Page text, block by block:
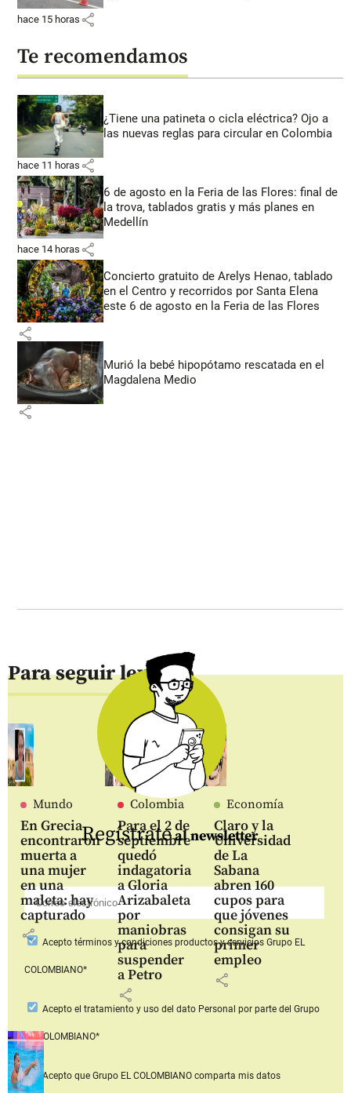
hace 15 horas share
Te recomendamos
¿Tiene una patineta o cicla eléctrica? Ojo a
las nuevas reglas para circular en Colombia
hace 11 horas share
6 de agosto en la Feria de las Flores: final de
la trova, tablados gratis y más planes en
Medellín
hace 14 horas share
Concierto gratuito de Arelys Henao, tablado
en el Centro y recorridos por Santa Elena
este 6 de agosto en la Feria de las Flores
share
Murió la bebé hipopótamo rescatada en el
Magdalena Medio
share
Para seguir leyendo
Mundo
En Grecia
encontraron
muerta a
una mujer
en una
maleta: hay
capturado
share
Colombia
Para el 2 de
septiembre
quedó
indagatoria
a Gloria
Arizabaleta
por
maniobras
para
suspender
a Petro
share
Economía
Claro y la
Universidad
de La
Sabana
abren 160
cupos para
que jóvenes
consigan su
primer
empleo
share
Regístrateal newsletter
Aceptotérminos y condiciones productos y serviciosGrupo EL
COLOMBIANO*
Acepto el tratamiento y uso del dato Personal por parte del Grupo
EL COLOMBIANO*
Acepto que Grupo EL COLOMBIANOcomparta mis datos